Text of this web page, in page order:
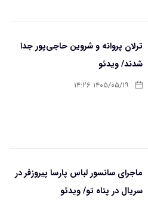
ترلان پروانه و شروین حاجی‌پور جدا
شدند/ ویدئو
۱۴۰۵/۰۵/۱۹ ۱۴:۲۶
ماجرای سانسور لباس پارسا پیروزفر در
سریال در پناه تو/ ویدئو